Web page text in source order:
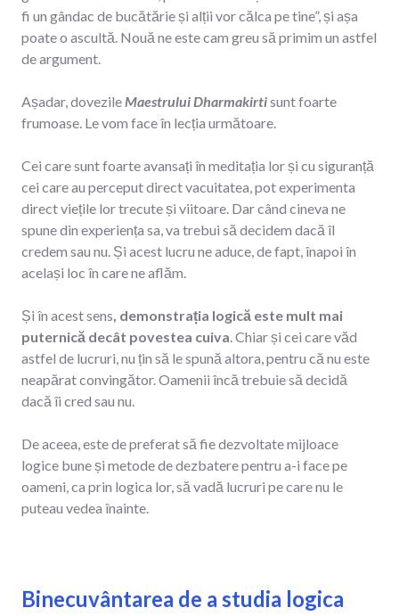
fi un gândac de bucătărie și alții vor călca pe tine”, și așa
poate o ascultă. Nouă ne este cam greu să primim un astfel
de argument.
Așadar, dovezileMaestrului Dharmakirtisunt foarte
frumoase. Le vom face în lecția următoare.
Cei care sunt foarte avansați în meditația lor și cu siguranță
cei care au perceput direct vacuitatea, pot experimenta
direct viețile lor trecute și viitoare. Dar când cineva ne
spune din experiența sa, va trebui să decidem dacă îl
credem sau nu. Și acest lucru ne aduce, de fapt, înapoi în
același loc în care ne aflăm.
Și în acest sens, demonstrația logică este mult mai
puternică decât povestea cuiva. Chiar și cei care văd
astfel de lucruri, nu țin să le spună altora, pentru că nu este
neapărat convingător. Oamenii încă trebuie să decidă
dacă îi cred sau nu.
De aceea, este de preferat să fie dezvoltate mijloace
logice bune și metode de dezbatere pentru a-i face pe
oameni, ca prin logica lor, să vadă lucruri pe care nu le
puteau vedea înainte.
Binecuvântarea de a studia logica